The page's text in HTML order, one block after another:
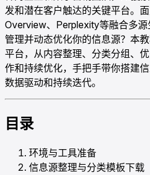
发和潜在客户触达的关键平台。
Overview、Perplexity等融合多
管理并动态优化你的信息源？本
平台，从内容整理、分类分组、
作和持续优化，手把手带你搭建
数据驱动和持续迭代。
目录
环境与工具准备
信息源整理与分类模板下载